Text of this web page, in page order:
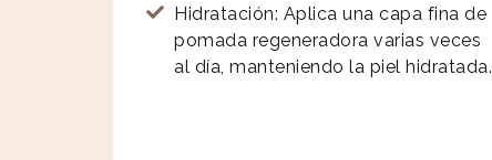
Hidratación: Aplica una capa fina de
pomada regeneradora varias veces
al día, manteniendo la piel hidratada.